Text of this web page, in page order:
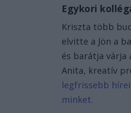
Egykori
Kriszta több
elvitte a Jön a
és barátja várja
Anita, kreatív
legfrissebb
minket.